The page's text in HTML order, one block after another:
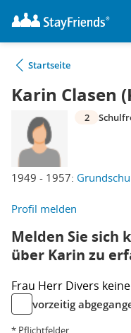
Startseite
Karin Clasen
1949 - 1957:
2
Profil melden
Melden Sie sich
über Karin zu
Frau Herr Divers
vorzeitig
* Pflichtfelder